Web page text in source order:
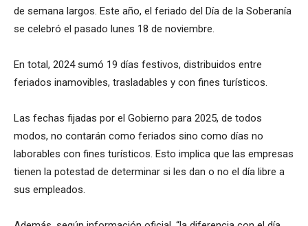
de semana largos. Este año, el feriado del Día de la Soberanía
se celebró el pasado lunes 18 de noviembre.
En total, 2024 sumó 19 días festivos, distribuidos entre
feriados inamovibles, trasladables y con fines turísticos.
Las fechas fijadas por el Gobierno para 2025, de todos
modos, no contarán como feriados sino como días no
laborables con fines turísticos. Esto implica que las empresas
tienen la potestad de determinar si les dan o no el día libre a
sus empleados.